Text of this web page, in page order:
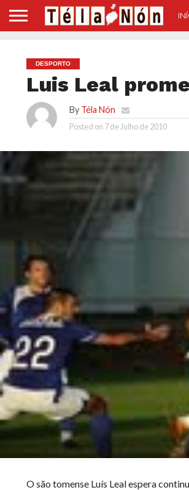
DESPORTO
Luis Leal
By Téla Nón
Posted on 7 de Julho de 2010
O são tomense Luís Leal espera